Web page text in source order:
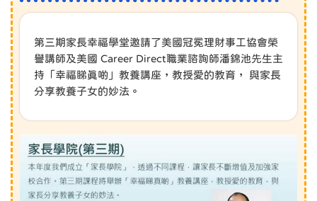
第三期家長幸福學堂邀請了美國冠冕理財事工協會榮
譽講師及美國 Career Direct職業諮詢師潘錦池先生主
持「幸福睇真啲」教養講座，教授愛的教育， 與家長
分享教養子女的妙法。